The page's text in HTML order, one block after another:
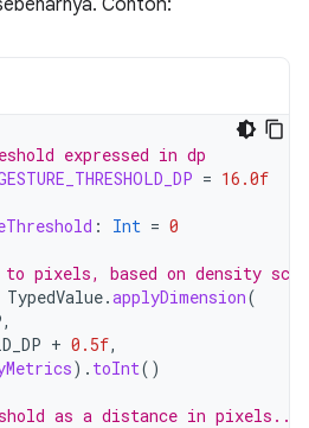
expressed in dp
= 16.0f
: Int = 0
pixels, based on density
TypedValue.applyDimension(
,
+ 0.5f,
). toInt()
as a distance in pixels...